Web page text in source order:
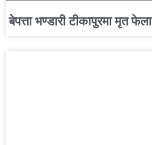
बेपत्ता भण्डारी टीकापुरमा मृत फेला